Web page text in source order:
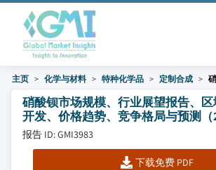
主页 化学与材料 特种化学品 定制合成
硝酸钡市场规模、行业展望报告、
开发、价格趋势、竞争格局与预测（
报告 ID: GMI3983
下载免费 PDF